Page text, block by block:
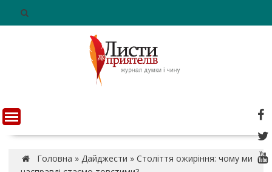
n
t
Головна » Дайджести » Століття ожиріння: чому ми